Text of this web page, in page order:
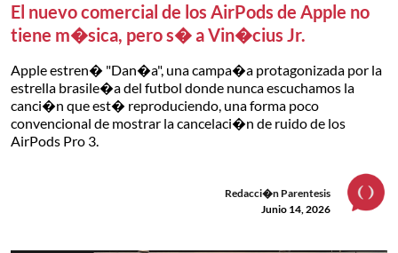
El nuevo comercial de los AirPods de Apple no
tiene m�sica, pero s� a Vin�cius Jr.
Apple estren� "Dan�a", una campa�a protagonizada por la
estrella brasile�a del futbol donde nunca escuchamos la
canci�n que est� reproduciendo, una forma poco
convencional de mostrar la cancelaci�n de ruido de los
AirPods Pro 3.
Redacci�n Parentesis
Junio 14, 2026